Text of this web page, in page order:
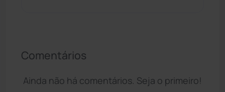
Comentários
Ainda não há comentários. Seja o primeiro!